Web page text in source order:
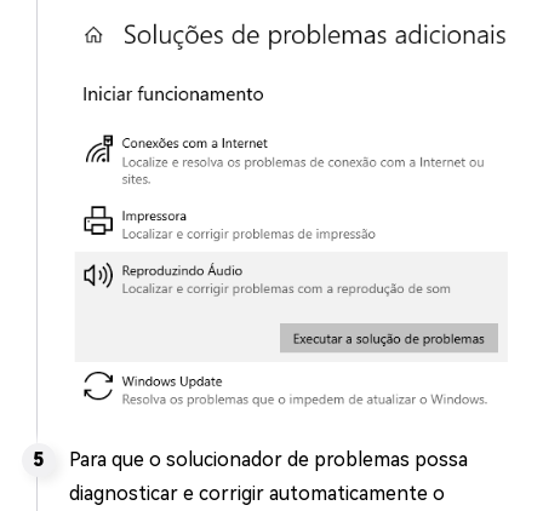
Para que o solucionador de problemas possa
diagnosticar e corrigir automaticamente o